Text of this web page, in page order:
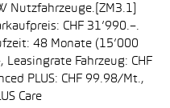
Nutzfahrzeuge.[ZM3.1]
CHF 31’990.–.
48 Monate (15’000
Leasingrate Fahrzeug: CHF
PLUS: CHF 99.98/Mt.,
Care